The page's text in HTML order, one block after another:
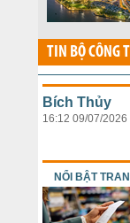
TIN BỘ CÔNG
Bích Thủy
16:12 09/07/2026
NỔI BẬT